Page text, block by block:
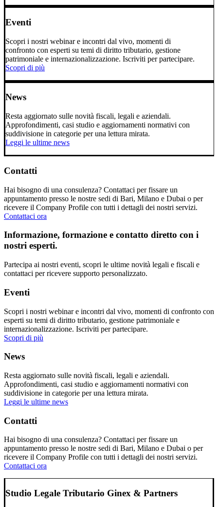
Eventi
Scopri i nostri webinar e incontri dal vivo, momenti di
confronto con esperti su temi di diritto tributario, gestione
patrimoniale e internazionalizzazione. Iscriviti per partecipare.
Scopri di più
News
Resta aggiornato sulle novità fiscali, legali e aziendali.
Approfondimenti, casi studio e aggiornamenti normativi con
suddivisione in categorie per una lettura mirata.
Leggi le ultime news
Contatti
Hai bisogno di una consulenza? Contattaci per fissare un
appuntamento presso le nostre sedi di Bari, Milano e Dubai o per
ricevere il Company Profile con tutti i dettagli dei nostri servizi.
Contattaci ora
Informazione, formazione e contatto diretto con i
nostri esperti.
Partecipa ai nostri eventi, scopri le ultime novità legali e fiscali e
contattaci per ricevere supporto personalizzato.
Eventi
Scopri i nostri webinar e incontri dal vivo, momenti di confronto con
esperti su temi di diritto tributario, gestione patrimoniale e
internazionalizzazione. Iscriviti per partecipare.
Scopri di più
News
Resta aggiornato sulle novità fiscali, legali e aziendali.
Approfondimenti, casi studio e aggiornamenti normativi con
suddivisione in categorie per una lettura mirata.
Leggi le ultime news
Contatti
Hai bisogno di una consulenza? Contattaci per fissare un
appuntamento presso le nostre sedi di Bari, Milano e Dubai o per
ricevere il Company Profile con tutti i dettagli dei nostri servizi.
Contattaci ora
Studio Legale Tributario Ginex & Partners